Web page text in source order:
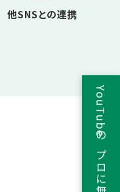
他SNSとの連携
YouTubeのプロに無料相談